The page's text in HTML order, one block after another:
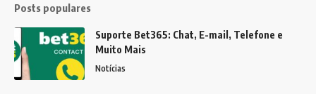
Posts populares
Suporte Bet365: Chat, E-mail, Telefone e
Muito Mais
Notícias